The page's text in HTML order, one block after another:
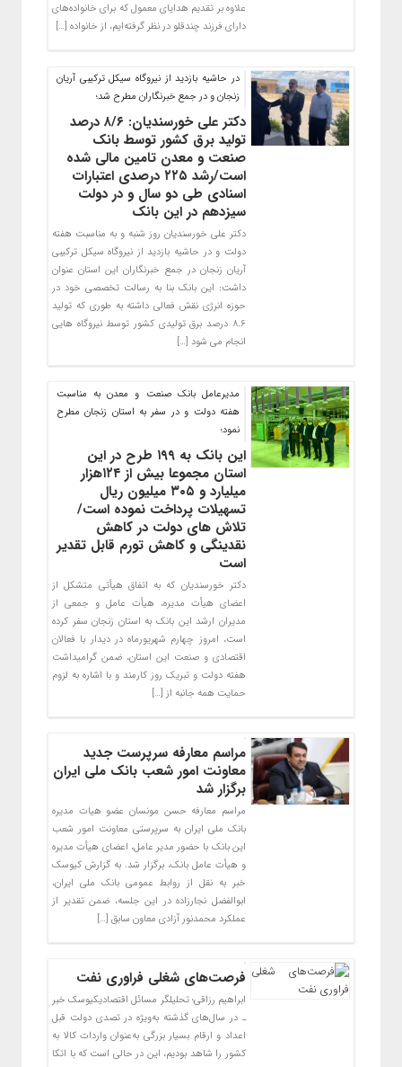
علاوه بر تقدیم هدایای معمول که برای خانواده‌های
دارای فرزند چندقلو در نظر گرفته‌ایم، از خانواده […]
در حاشیه بازدید از نیروگاه سیکل ترکیبی آریان
زنجان و در جمع خبرنگاران مطرح شد؛
دکتر علی خورسندیان: ۸/۶ درصد
تولید برق کشور توسط بانک
صنعت و معدن تامین مالی شده
است/رشد ۲۲۵ درصدی اعتبارات
اسنادی طی دو سال و در دولت
سیزدهم در این بانک
دکتر علی خورسندیان روز شنبه و به مناسبت هفته
دولت و در حاشیه بازدید از نیروگاه سیکل ترکیبی
آریان زنجان در جمع خبرنگاران این استان عنوان
داشت: این بانک بنا به رسالت تخصصی خود در
حوزه انرژی نقش فعالی داشته به طوری که تولید
۸.۶ درصد برق تولیدی کشور توسط نیروگاه هایی
انجام می شود […]
مدیرعامل بانک صنعت و معدن به مناسبت
هفته دولت و در سفر به استان زنجان مطرح
نمود؛
این بانک به ۱۹۹ طرح در این
استان مجموعا بیش از ۱۲۴هزار
میلیارد و ۳۰۵ میلیون ریال
تسهیلات پرداخت نموده است/
تلاش های دولت در کاهش
نقدینگی و کاهش تورم قابل تقدیر
است
دکتر خورسندیان که به اتفاق هیأتی متشکل از
اعضای هیأت مدیره، هیأت عامل و جمعی از
مدیران ارشد این بانک به استان زنجان سفر کرده
است، امروز چهارم شهریورماه در دیدار با فعالان
اقتصادی و صنعت این استان، ضمن گرامیداشت
هفته دولت و تبریک روز کارمند و با اشاره به لزوم
حمایت همه جانبه از […]
مراسم معارفه سرپرست جدید
معاونت امور شعب بانک ملی ایران
برگزار شد
مراسم معارفه حسن مونسان عضو هیات مدیره
بانک ملی ایران به سرپرستی معاونت امور شعب
این بانک با حضور مدیر عامل، اعضای هیأت مدیره
و هیأت عامل بانک، برگزار شد. به گزارش کیوسک
خبر به نقل از روابط عمومی بانک ملی ایران،
ابوالفضل نجارزاده در این جلسه، ضمن تقدیر از
عملکرد محمدنور آزادی معاون سابق […]
فرصت‌های شغلی فراوری نفت
ابراهیم رزاقی؛ تحلیلگر مسائل اقتصادیکیوسک خبر
ـ در سال‌های گذشته به‌ویژه در تصدی دولت قبل
اعداد و ارقام بسیار بزرگی به‌عنوان واردات کالا به
کشور را شاهد بودیم، این در حالی است که با اتکا